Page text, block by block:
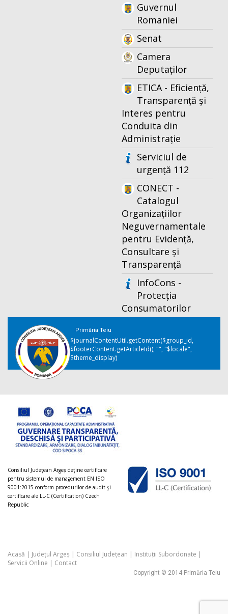
Guvernul
Romaniei
Senat
Camera
Deputaților
ETICA - Eficiență,
Transparență și
Interes pentru
Conduita din
Administrație
Serviciul de
urgență 112
CONECT -
Catalogul
Organizațiilor
Neguvernamentale
pentru Evidență,
Consultare și
Transparență
InfoCons -
Protecția
Consumatorilor
Primăria Teiu
$journalContentUtil.getContent($group_id,
$footerContent.getArticleId(), "", "$locale",
$theme_display)
Consiliul Judeţean Argeș deţine certificare
pentru sistemul de management EN ISO
9001:2015 conform procedurilor de audit şi
certificare ale LL-C (Certification) Czech
Republic
Acasă | Județul Argeș | Consiliul Județean | Instituții Subordonate |
Servicii Online | Contact
Copyright © 2014 Primăria Teiu